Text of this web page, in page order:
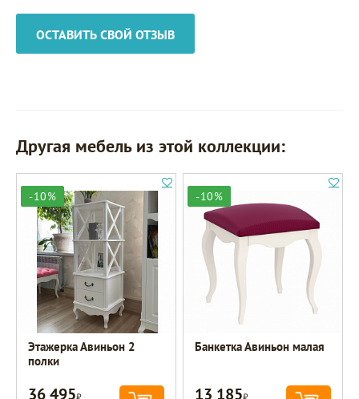
ОСТАВИТЬ СВОЙ ОТЗЫВ
Другая мебель из этой коллекции:
-10%
Этажерка Авиньон 2
полки
36 495Р
-10%
Банкетка Авиньон малая
13 185Р